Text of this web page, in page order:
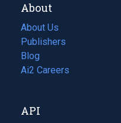
About
About Us
Publishers
Blog
(opens
in
tab)
Ai2 Careers
(opens
new
API